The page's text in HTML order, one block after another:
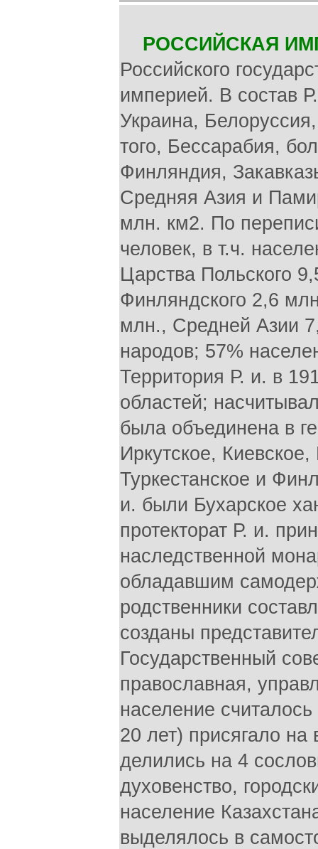
РОССИЙСКАЯ
Российского
империей. В состав
Украина,
того, Бессарабия,
Финляндия,
Средняя Азия и
млн. км2. По
человек, в т.ч.
Царства Польского
Финляндского 2,6
млн., Средней Азии
народов; 57%
Территория Р. и. в
областей;
была объединена в
Иркутское,
Туркестанское и
и. были Бухарское
протекторат Р. и.
наследственной
обладавшим
родственники
созданы
Государственный
православная,
население
20 лет) присягало
делились на 4
духовенство,
население
выделялось в